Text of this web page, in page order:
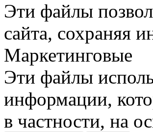
Эти файлы
сайта, сохраняя
Маркетинговые
Эти файлы
информации,
в частности, на